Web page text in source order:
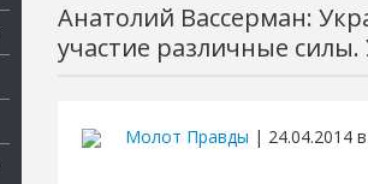
Анатолий Вассерман:
участие различные силы.
Молот Правды | 24.04.2014